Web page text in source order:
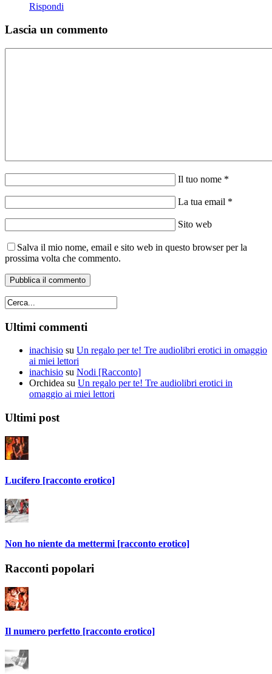
Rispondi
Lascia un commento
Il tuo nome *
La tua email *
Sito web
Salva il mio nome, email e sito web in questo browser per la
prossima volta che commento.
Ultimi commenti
inachisio su Un regalo per te! Tre audiolibri erotici in omaggio
ai miei lettori
inachisio su Nodi [Racconto]
Orchidea su Un regalo per te! Tre audiolibri erotici in
omaggio ai miei lettori
Ultimi post
Lucifero [racconto erotico]
Non ho niente da mettermi [racconto erotico]
Racconti popolari
Il numero perfetto [racconto erotico]